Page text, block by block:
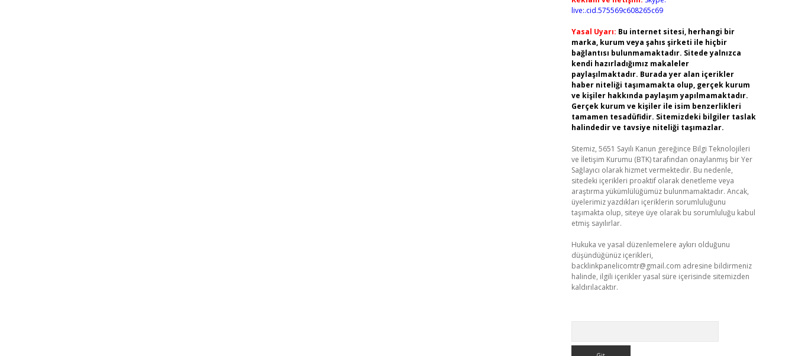
live:.cid.575569c608265c69
Yasal Uyarı: Bu internet sitesi, herhangi bir
marka, kurum veya şahıs şirketi ile hiçbir
bağlantısı bulunmamaktadır. Sitede yalnızca
kendi hazırladığımız makaleler
paylaşılmaktadır. Burada yer alan içerikler
haber niteliği taşımamakta olup, gerçek kurum
ve kişiler hakkında paylaşım yapılmamaktadır.
Gerçek kurum ve kişiler ile isim benzerlikleri
tamamen tesadüfidir. Sitemizdeki bilgiler taslak
halindedir ve tavsiye niteliği taşımazlar.
Sitemiz, 5651 Sayılı Kanun gereğince Bilgi Teknolojileri
ve İletişim Kurumu (BTK) tarafından onaylanmış bir Yer
Sağlayıcı olarak hizmet vermektedir. Bu nedenle,
sitedeki içerikleri proaktif olarak denetleme veya
araştırma yükümlülüğümüz bulunmamaktadır. Ancak,
üyelerimiz yazdıkları içeriklerin sorumluluğunu
taşımakta olup, siteye üye olarak bu sorumluluğu kabul
etmiş sayılırlar.
Hukuka ve yasal düzenlemelere aykırı olduğunu
düşündüğünüz içerikleri,
backlinkpanelicomtr@gmail.com adresine bildirmeniz
halinde, ilgili içerikler yasal süre içerisinde sitemizden
kaldırılacaktır.